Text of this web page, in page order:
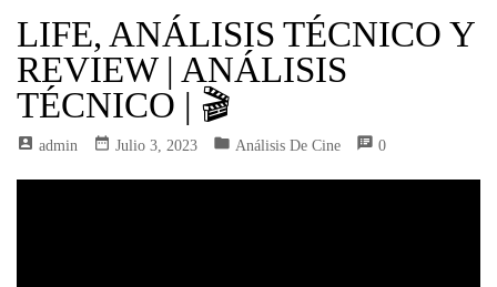
LIFE, ANÁLISIS TÉCNICO Y
REVIEW | ANÁLISIS
TÉCNICO | 🎬
account_box Admin date_range Julio 3, 2023 folder Análisis De Cine speaker_notes 0